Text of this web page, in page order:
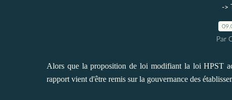
->
Par
Alors que laproposition de loi modifiant la loi HPST
rapport vient d'être remis sur la gouvernance des